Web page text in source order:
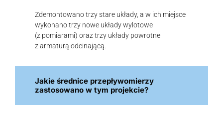
Zdemontowano trzy stare układy, a w ich miejsce
wykonano trzy nowe układy wylotowe
(z pomiarami) oraz trzy układy powrotne
z armaturą odcinającą.
Jakie średnice przepływomierzy
zastosowano w tym projekcie?